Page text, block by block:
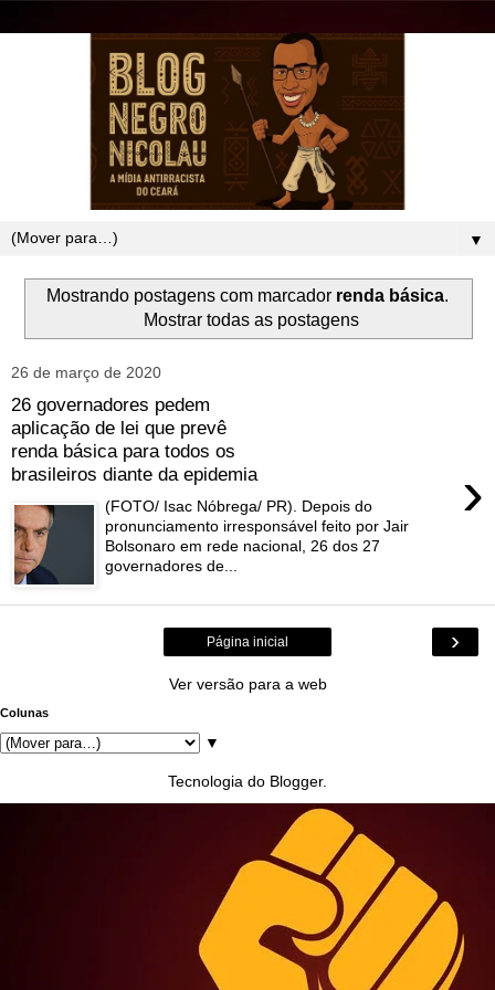
▼
Mostrando postagens com marcador renda básica.
Mostrar todas as postagens
26 de março de 2020
26 governadores pedem
aplicação de lei que prevê
renda básica para todos os
brasileiros diante da epidemia
›
(FOTO/ Isac Nóbrega/ PR). Depois do
pronunciamento irresponsável feito por Jair
Bolsonaro em rede nacional, 26 dos 27
governadores de...
›
Página inicial
Ver versão para a web
Colunas
▼
Tecnologia do Blogger.